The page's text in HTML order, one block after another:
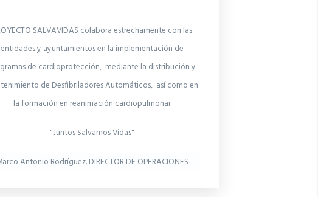
SALVAVIDAS colabora estrechamente con las
entidades y ayuntamientos en la implementación de
de cardioprotección, mediante la distribución y
de Desfibriladores Automáticos, así como en
la formación en reanimación cardiopulmonar
"Juntos Salvamos Vidas"
Antonio Rodríguez. DIRECTOR DE OPERACIONES